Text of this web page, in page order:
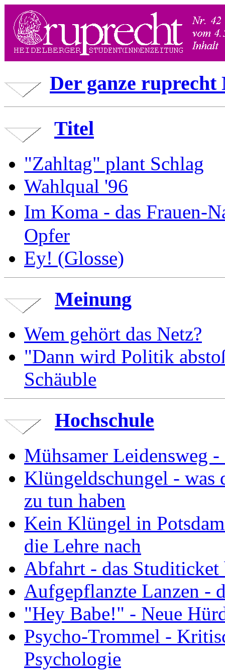
Der ganze ruprecht
Titel
"Zahltag" plant Schlag
Wahlqual '96
Im Koma - das Frauen-
Opfer
Ey! (Glosse)
Meinung
Wem gehört das Netz?
"Dann wird Politik
Schäuble
Hochschule
Mühsamer Leidensweg
Klüngeldschungel - was
zu tun haben
Kein Klüngel in
die Lehre nach
Abfahrt - das
Aufgepflanzte Lanzen -
"Hey Babe!" - Neue
Psycho-Trommel -
Psychologie